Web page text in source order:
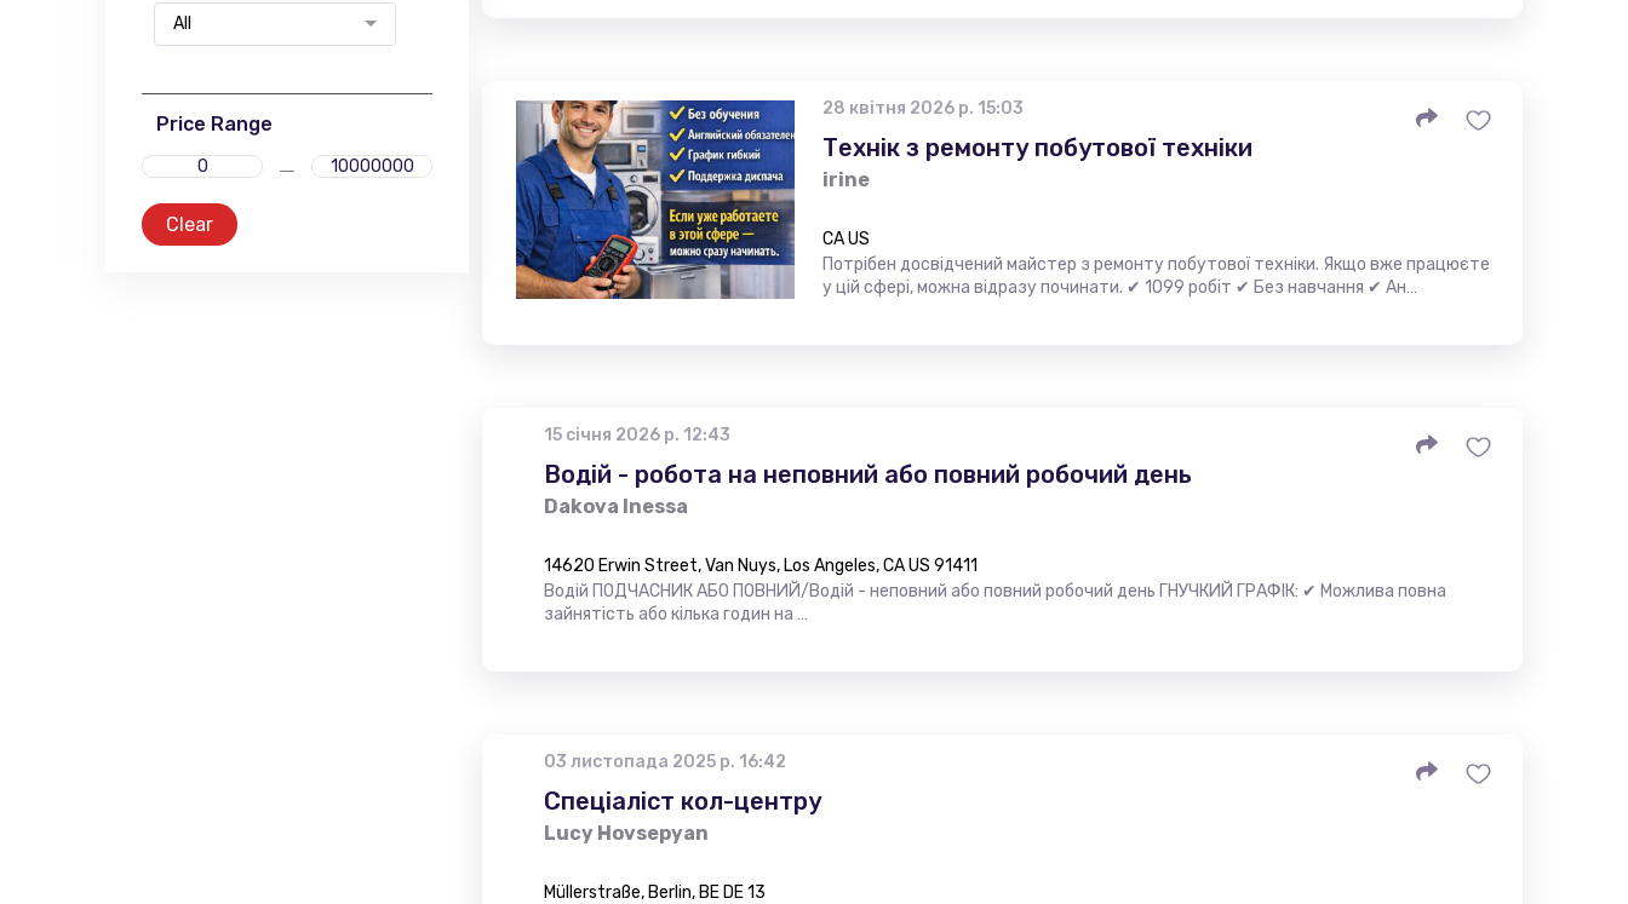
All
Price Range
Clear
28 квітня 2026 р. 15:03
Технік з ремонту побутової техніки
irine
CA US
Потрібен досвідчений майстер з ремонту побутової техніки. Якщо вже працюєте
у цій сфері, можна відразу починати. ✔ 1099 робіт ✔ Без навчання ✔ Ан…
15 січня 2026 р. 12:43
Водiй - робота на неповний або повний робочий день
Dakova Inessa
14620 Erwin Street, Van Nuys, Los Angeles, CA US 91411
Водій ПОДЧАСНИК АБО ПОВНИЙ/Водій - неповний або повний робочий день ГНУЧКИЙ ГРАФІК: ✔ Можлива повна
зайнятість або кілька годин на …
03 листопада 2025 р. 16:42
Спеціаліст кол-центру
Lucy Hovsepyan
Müllerstraße, Berlin, BE DE 13